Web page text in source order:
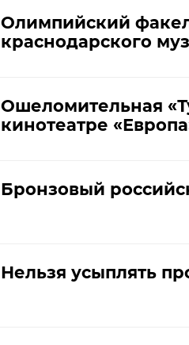
Олимпийский
краснодарского
Ошеломительная
кинотеатре
Бронзовый
Нельзя усыплять